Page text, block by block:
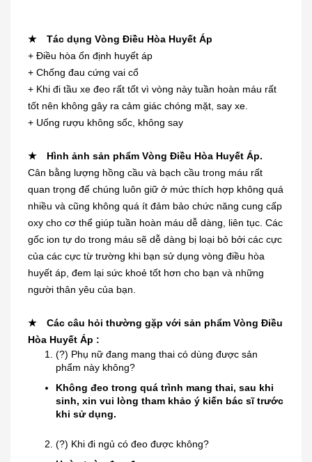
★ Tác dụng Vòng Điều Hòa Huyết Áp
+ Điều hòa ổn định huyết áp
+ Chống đau cứng vai cổ
+ Khi đi tầu xe đeo rất tốt vì vòng này tuần hoàn máu rất
tốt nên không gây ra cảm giác chóng mặt, say xe.
+ Uống rượu không sốc, không say
★ Hình ảnh sản phẩm Vòng Điều Hòa Huyết Áp.
Cân bằng lượng hồng cầu và bạch cầu trong máu rất
quan trọng để chúng luôn giữ ở mức thích hợp không quá
nhiều và cũng không quá ít đảm bảo chức năng cung cấp
oxy cho cơ thể giúp tuần hoàn máu dễ dàng, liên tục. Các
gốc ion tự do trong máu sẽ dễ dàng bị loại bỏ bởi các cực
của các cực từ trường khi bạn sử dụng vòng điều hòa
huyết áp, đem lại sức khoẻ tốt hơn cho bạn và những
người thân yêu của bạn.
★ Các câu hỏi thường gặp với sản phẩm Vòng Điều
Hòa Huyết Áp :
(?) Phụ nữ đang mang thai có dùng được sản
phẩm này không?
Không đeo trong quá trình mang thai, sau khi
sinh, xin vui lòng tham khảo ý kiến bác sĩ trước
khi sử dụng.
(?) Khi đi ngủ có đeo được không?